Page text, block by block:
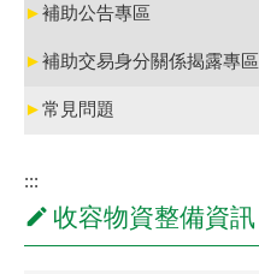
►補助公告專區
►補助交易身分關係揭露專區
►常見問題
:::
收容物資整備資訊